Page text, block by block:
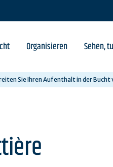
Organisieren Sehen,
Sie Ihren Aufenthalt in der Bucht